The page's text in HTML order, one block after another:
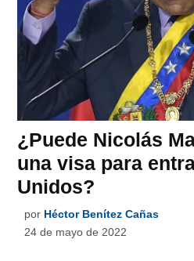
¿Puede Nicolás
una visa para
Unidos?
por Héctor Benítez Cañas
24 de mayo de 2022